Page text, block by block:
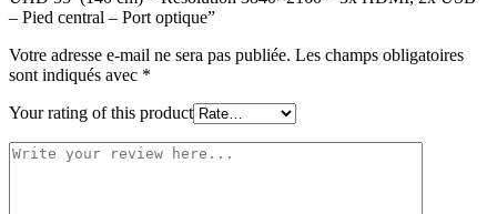
– Pied central – Port optique”
Votre adresse e-mail ne sera pas publiée. Les champs obligatoires
sont indiqués avec *
Your rating of this product